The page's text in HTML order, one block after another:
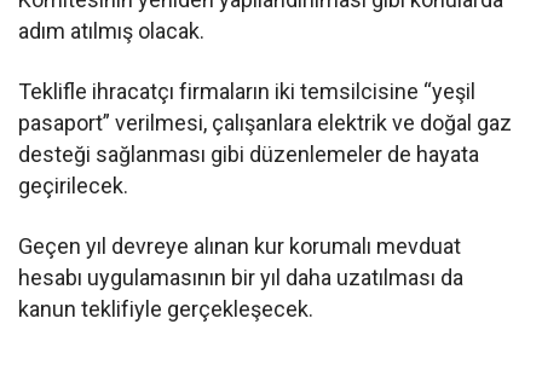
adım atılmış olacak.
Teklifle ihracatçı firmaların iki temsilcisine “yeşil
pasaport” verilmesi, çalışanlara elektrik ve doğal gaz
desteği sağlanması gibi düzenlemeler de hayata
geçirilecek.
Geçen yıl devreye alınan kur korumalı mevduat
hesabı uygulamasının bir yıl daha uzatılması da
kanun teklifiyle gerçekleşecek.